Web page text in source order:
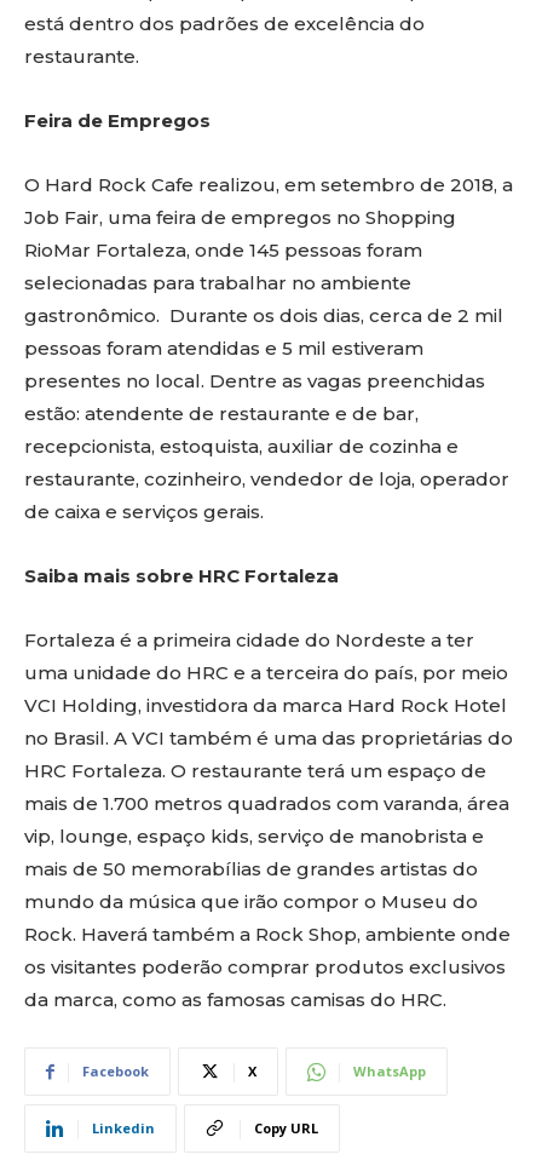
está dentro dos padrões de excelência do
restaurante.
Feira de Empregos
O Hard Rock Cafe realizou, em setembro de 2018, a
Job Fair, uma feira de empregos no Shopping
RioMar Fortaleza, onde 145 pessoas foram
selecionadas para trabalhar no ambiente
gastronômico. Durante os dois dias, cerca de 2 mil
pessoas foram atendidas e 5 mil estiveram
presentes no local. Dentre as vagas preenchidas
estão: atendente de restaurante e de bar,
recepcionista, estoquista, auxiliar de cozinha e
restaurante, cozinheiro, vendedor de loja, operador
de caixa e serviços gerais.
Saiba mais sobre HRC Fortaleza
Fortaleza é a primeira cidade do Nordeste a ter
uma unidade do HRC e a terceira do país, por meio
VCI Holding, investidora da marca Hard Rock Hotel
no Brasil. A VCI também é uma das proprietárias do
HRC Fortaleza. O restaurante terá um espaço de
mais de 1.700 metros quadrados com varanda, área
vip, lounge, espaço kids, serviço de manobrista e
mais de 50 memorabílias de grandes artistas do
mundo da música que irão compor o Museu do
Rock. Haverá também a Rock Shop, ambiente onde
os visitantes poderão comprar produtos exclusivos
da marca, como as famosas camisas do HRC.
Facebook X WhatsApp
Linkedin Copy URL